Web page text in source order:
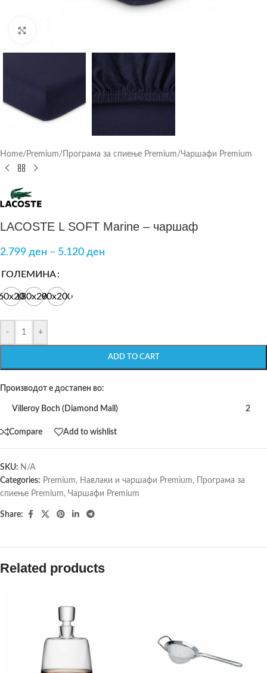
Home/ Premium/ Програма за спиење Premium/Чаршафи Premium
LACOSTE L SOFT Marine – чаршаф
2.799 ден – 5.120 ден
ГОЛЕМИНА
180x20090x200
- +
ADD TO CART
Производот е достапен во:
Villeroy Boch (Diamond Mall) 2
Compare Add to wishlist
SKU: N/A
Categories: Premium, Навлаки и чаршафи Premium,
Програма за
спиење Premium, Чаршафи Premium
Share:
Related products